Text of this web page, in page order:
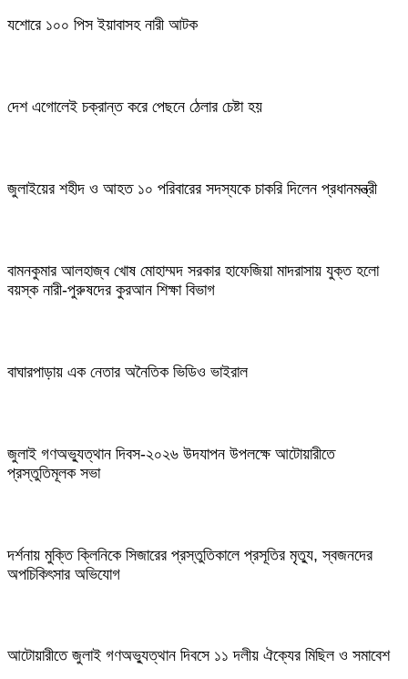
যশোরে ১০০ পিস ইয়াবাসহ নারী আটক
দেশ এগোলেই চক্রান্ত করে পেছনে ঠেলার চেষ্টা হয়
জুলাইয়ের শহীদ ও আহত ১০ পরিবারের সদস্যকে চাকরি দিলেন প্রধানমন্ত্রী
বামনকুমার আলহাজ্ব খোষ মোহাম্মদ সরকার হাফেজিয়া মাদরাসায় যুক্ত হলো
বয়স্ক নারী-পুরুষদের কুরআন শিক্ষা বিভাগ
বাঘারপাড়ায় এক নেতার অনৈতিক ভিডিও ভাইরাল
জুলাই গণঅভ্যুত্থান দিবস-২০২৬ উদযাপন উপলক্ষে আটোয়ারীতে
প্রস্তুতিমূলক সভা
দর্শনায় মুক্তি ক্লিনিকে সিজারের প্রস্তুতিকালে প্রসূতির মৃত্যু, স্বজনদের
অপচিকিৎসার অভিযোগ
আটোয়ারীতে জুলাই গণঅভ্যুত্থান দিবসে ১১ দলীয় ঐক্যের মিছিল ও সমাবেশ